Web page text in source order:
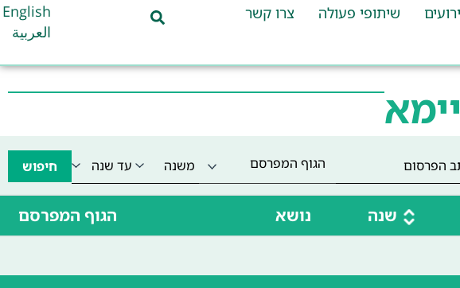
שיתופי פעולה צרו קשר
English
العربية
הגוף המפרסם חיפוש
שנה נושא הגוף המפרסם